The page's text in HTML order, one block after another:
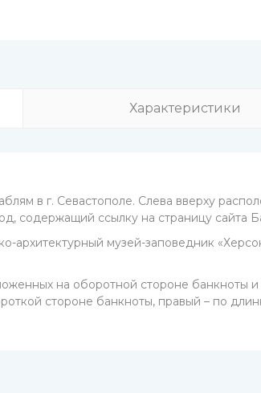
в г. Севастополе. Слева вверху
содержащий ссылку на страницу сайта
архитектурный музей-заповедник
на оборотной стороне
стороне банкноты, правый – по
Характеристики